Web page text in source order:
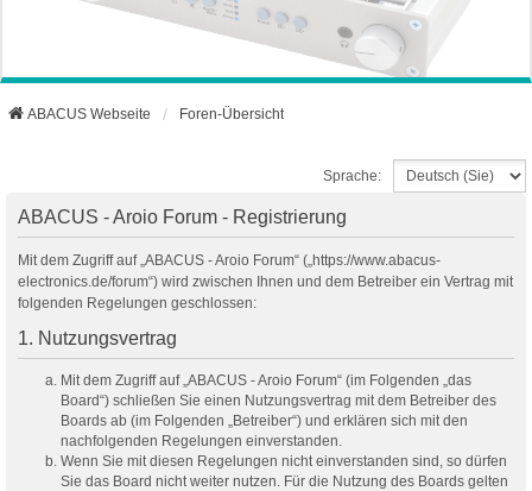
ABACUS Webseite Foren-Übersicht
Sprache:
ABACUS - Aroio Forum - Registrierung
Mit dem Zugriff auf „ABACUS - Aroio Forum“ („https://www.abacus-
electronics.de/forum“) wird zwischen Ihnen und dem Betreiber ein Vertrag mit
folgenden Regelungen geschlossen:
1. Nutzungsvertrag
Mit dem Zugriff auf „ABACUS - Aroio Forum“ (im Folgenden „das
Board“) schließen Sie einen Nutzungsvertrag mit dem Betreiber des
Boards ab (im Folgenden „Betreiber“) und erklären sich mit den
nachfolgenden Regelungen einverstanden.
Wenn Sie mit diesen Regelungen nicht einverstanden sind, so dürfen
Sie das Board nicht weiter nutzen. Für die Nutzung des Boards gelten